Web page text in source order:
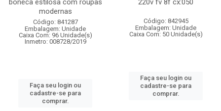
boneca estilosa com roupas
modernas
Código: 841287
Embalagem: Unidade
Caixa Com: 96 Unidade(s)
Inmetro: 008728/2019
Faça seu login ou
cadastre-se para
comprar.
220v fv 8f cx:050
Código: 842945
Embalagem: Unidade
Caixa Com: 50 Unidade(s)
Faça seu login ou
cadastre-se para
comprar.